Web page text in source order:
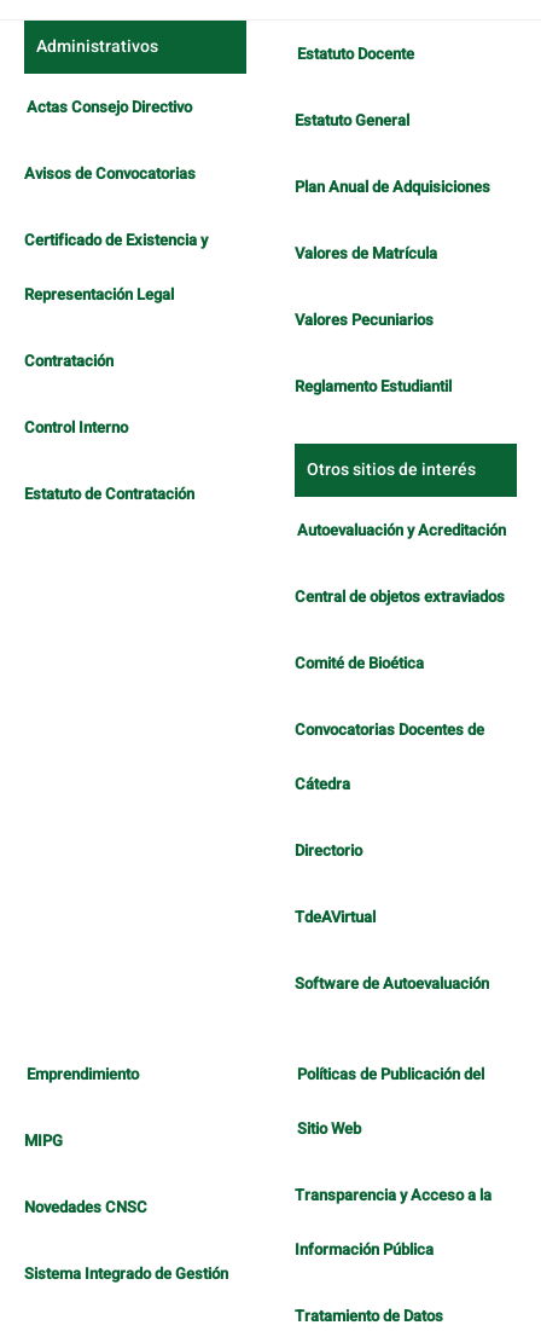
Administrativos
Actas Consejo Directivo
Avisos de Convocatorias
Certificado de Existencia y
Representación Legal
Contratación
Control Interno
Estatuto de Contratación
Estatuto Docente
Estatuto General
Plan Anual de Adquisiciones
Valores de Matrícula
Valores Pecuniarios
Reglamento Estudiantil
Otros sitios de interés
Autoevaluación y Acreditación
Central de objetos extraviados
Comité de Bioética
Convocatorias Docentes de
Cátedra
Directorio
TdeAVirtual
Software de Autoevaluación
Emprendimiento
MIPG
Novedades CNSC
Sistema Integrado de Gestión
Políticas de Publicación del
Sitio Web
Transparencia y Acceso a la
Información Pública
Tratamiento de Datos